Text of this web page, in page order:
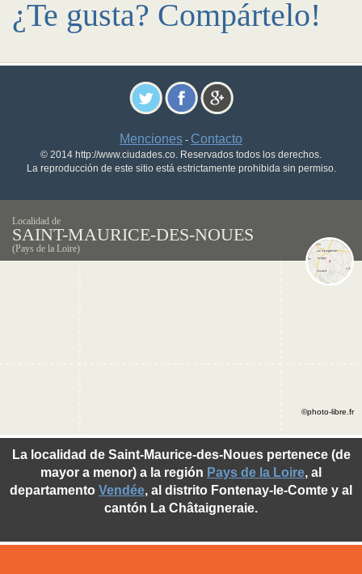
¿Te gusta? Compártelo!
Menciones - Contacto
© 2014 http://www.ciudades.co. Reservados todos los derechos.
La reproducción de este sitio está estrictamente prohibida sin permiso.
Localidad de
SAINT-MAURICE-DES-NOUES
(Pays de la Loire)
La localidad de Saint-Maurice-des-Noues pertenece (de
mayor a menor) a la región Pays de la Loire, al
departamento Vendée, al distrito Fontenay-le-Comte y al
cantón La Châtaigneraie.
©photo-libre.fr